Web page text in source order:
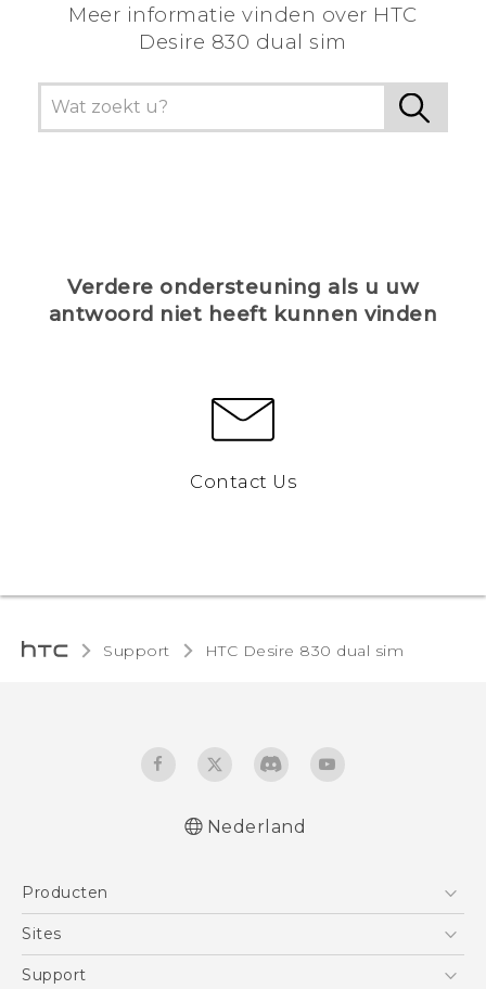
Meer informatie vinden over HTC
Desire 830 dual sim
Verdere ondersteuning als u uw
antwoord niet heeft kunnen vinden
Contact Us
Support HTC Desire 830 dual sim‎
Nederlands - Gebruikershandleiding
wettelijke voorschriften
Nederland
Producten
Telefoons
Sites
HTC Vive
Support